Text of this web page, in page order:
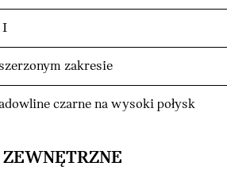
I
zakresie
czarne na wysoki połysk